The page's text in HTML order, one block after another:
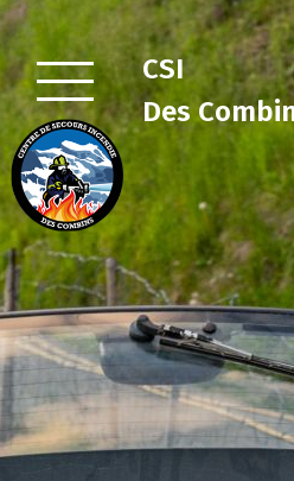
CSI
Des